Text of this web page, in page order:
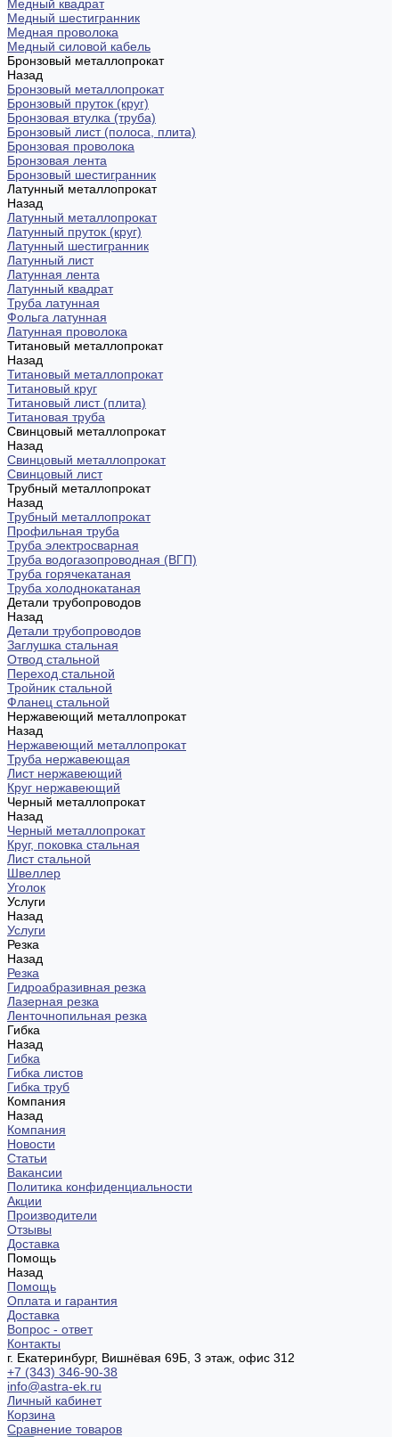
Медный квадрат
Медный шестигранник
Медная проволока
Медный силовой кабель
Бронзовый металлопрокат
Назад
Бронзовый металлопрокат
Бронзовый пруток (круг)
Бронзовая втулка (труба)
Бронзовый лист (полоса, плита)
Бронзовая проволока
Бронзовая лента
Бронзовый шестигранник
Латунный металлопрокат
Назад
Латунный металлопрокат
Латунный пруток (круг)
Латунный шестигранник
Латунный лист
Латунная лента
Латунный квадрат
Труба латунная
Фольга латунная
Латунная проволока
Титановый металлопрокат
Назад
Титановый металлопрокат
Титановый круг
Титановый лист (плита)
Титановая труба
Свинцовый металлопрокат
Назад
Свинцовый металлопрокат
Свинцовый лист
Трубный металлопрокат
Назад
Трубный металлопрокат
Профильная труба
Труба электросварная
Труба водогазопроводная (ВГП)
Труба горячекатаная
Труба холоднокатаная
Детали трубопроводов
Назад
Детали трубопроводов
Заглушка стальная
Отвод стальной
Переход стальной
Тройник стальной
Фланец стальной
Нержавеющий металлопрокат
Назад
Нержавеющий металлопрокат
Труба нержавеющая
Лист нержавеющий
Круг нержавеющий
Черный металлопрокат
Назад
Черный металлопрокат
Круг, поковка стальная
Лист стальной
Швеллер
Уголок
Услуги
Назад
Услуги
Резка
Назад
Резка
Гидроабразивная резка
Лазерная резка
Ленточнопильная резка
Гибка
Назад
Гибка
Гибка листов
Гибка труб
Компания
Назад
Компания
Новости
Статьи
Вакансии
Политика конфиденциальности
Акции
Производители
Отзывы
Доставка
Помощь
Назад
Помощь
Оплата и гарантия
Доставка
Вопрос - ответ
Контакты
г. Екатеринбург, Вишнёвая 69Б, 3 этаж, офис 312
+7 (343) 346-90-38
info@astra-ek.ru
Личный кабинет
Корзина
Сравнение товаров